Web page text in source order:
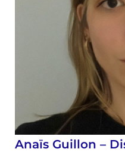
Anaïs Guillon –